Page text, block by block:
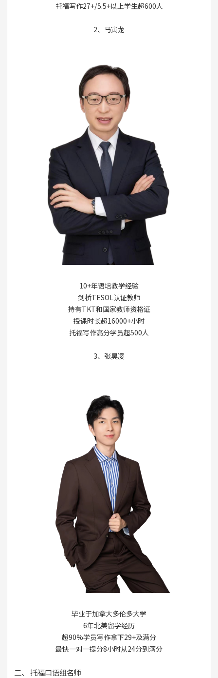
托福写作27+/5.5+以上学生超600人
2、马寅龙
10+年语培教学经验
剑桥TESOL认证教师
持有TKT和国家教师资格证
授课时长超16000+小时
托福写作高分学员超500人
3、张昊凌
毕业于加拿大多伦多大学
6年北美留学经历
超90%学员写作拿下29+及满分
最快一对一提分8小时从24分到满分
二、 托福口语组名师